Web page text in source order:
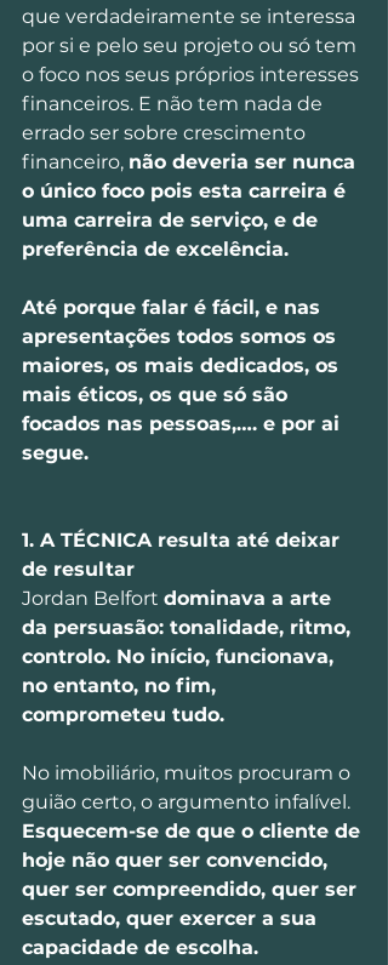
que verdadeiramente se interessa
por si e pelo seu projeto ou só tem
o foco nos seus próprios interesses
financeiros. E não tem nada de
errado ser sobre crescimento
financeiro, não deveria ser nunca
o único foco pois esta carreira é
uma carreira de serviço, e de
preferência de excelência.
Até porque falar é fácil, e nas
apresentações todos somos os
maiores, os mais dedicados, os
mais éticos, os que só são
focados nas pessoas,…. e por ai
segue.
1. A TÉCNICA resulta até deixar
de resultar
Jordan Belfort dominava a arte
da persuasão: tonalidade, ritmo,
controlo. No início, funcionava,
no entanto, no fim,
comprometeu tudo.
No imobiliário, muitos procuram o
guião certo, o argumento infalível.
Esquecem-se de que o cliente de
hoje não quer ser convencido,
quer ser compreendido, quer ser
escutado, quer exercer a sua
capacidade de escolha.